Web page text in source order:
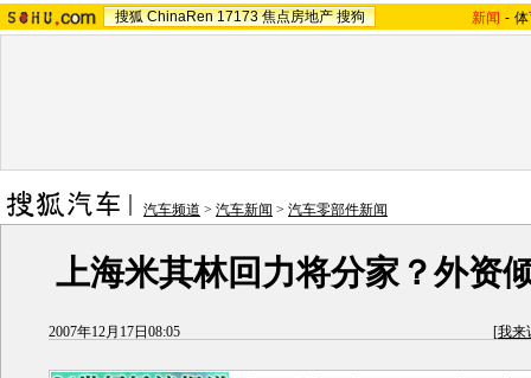
搜狐 ChinaRen 17173 焦点房地产 搜狗 新闻 -
汽车频道 > 汽车新闻 > 汽车零部件新闻
上海米其林回力将分家？外资
2007年12月17日08:05 [我来